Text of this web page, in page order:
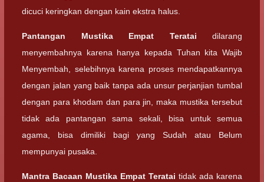
dicuci keringkan dengan kain ekstra halus.
Pantangan Mustika Empat Teratai dilarang
menyembahnya karena hanya kepada Tuhan kita Wajib
Menyembah, selebihnya karena proses mendapatkannya
dengan jalan yang baik tanpa ada unsur perjanjian tumbal
dengan para khodam dan para jin, maka mustika tersebut
tidak ada pantangan sama sekali, bisa untuk semua
agama, bisa dimiliki bagi yang Sudah atau Belum
mempunyai pusaka.
Mantra Bacaan Mustika Empat Teratai tidak ada karena